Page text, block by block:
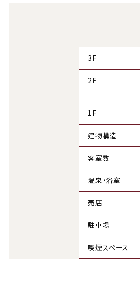
3F
2F
1F
建物構造
客室数
温泉・浴室
売店
駐車場
喫煙スペース